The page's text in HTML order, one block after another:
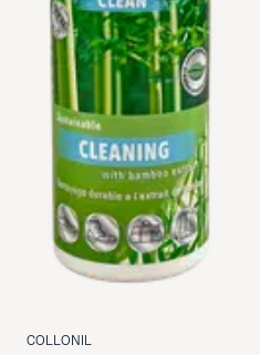
COLLONIL